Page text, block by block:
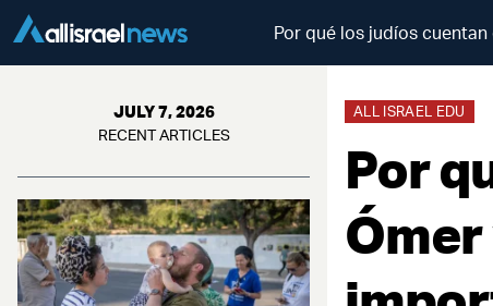
Por qué los judíos
JULY 7, 2026
RECENT ARTICLES
ALL ISRAEL EDU
Por